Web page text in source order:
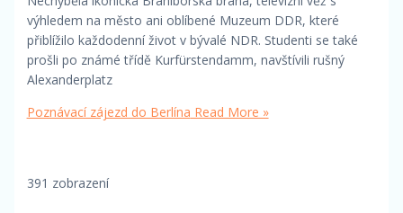
výhledem na město ani oblíbené Muzeum DDR, které
přiblížilo každodenní život v bývalé NDR. Studenti se také
prošli po známé třídě Kurfürstendamm, navštívili rušný
Alexanderplatz
Poznávací zájezd do Berlína Read More »
391 zobrazení